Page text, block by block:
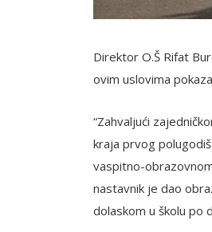
Direktor O.Š Rifat
ovim uslovima
“Zahvaljući
kraja prvog
vaspitno-
nastavnik je dao
dolaskom u školu po